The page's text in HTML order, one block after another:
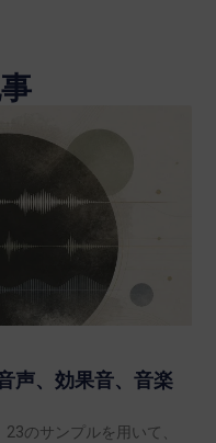
声、効果音、音楽
のサンプルを用いて、